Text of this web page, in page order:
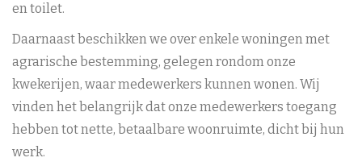
en toilet.
Daarnaast beschikken we over enkele woningen met
agrarische bestemming, gelegen rondom onze
kwekerijen, waar medewerkers kunnen wonen. Wij
vinden het belangrijk dat onze medewerkers toegang
hebben tot nette, betaalbare woonruimte, dicht bij hun
werk.